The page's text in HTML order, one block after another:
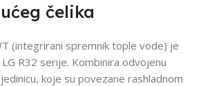
čelika
(integrirani spremnik tople vode) je
R32 serije. Kombinira odvojenu
koje su povezane rashladnom